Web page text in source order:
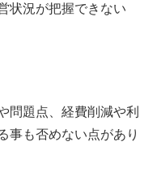
状況が把握できない
問題点、経費削減や利
事も否めない点があり